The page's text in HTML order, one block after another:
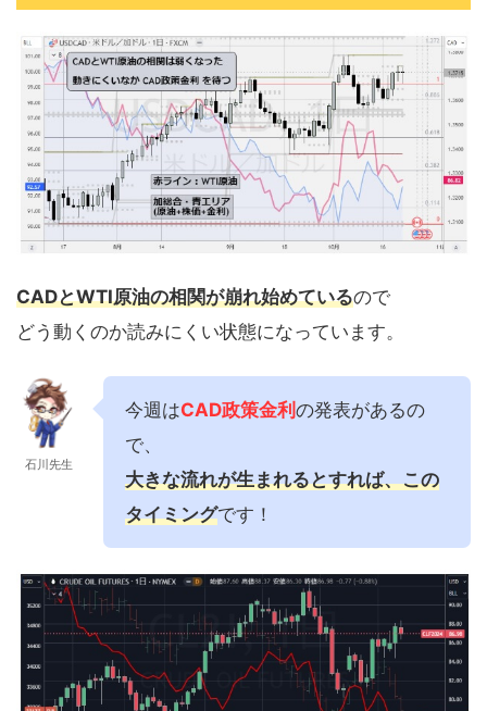
CADとWTI原油の相関が崩れ始めているので
どう動くのか読みにくい状態になっています。
石川先生
今週はCAD政策金利 の発表があるの
で、
大きな流れが生まれるとすれば、この
タイミングです！